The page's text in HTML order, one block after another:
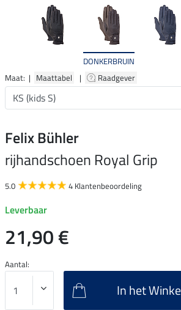
DONKERBRUIN
Maat: | Maattabel | Raadgever
Felix Bühler
rijhandschoen Royal Grip
5.0 4 Klantenbeoordeling
Leverbaar
21,90 €
Aantal:
In het